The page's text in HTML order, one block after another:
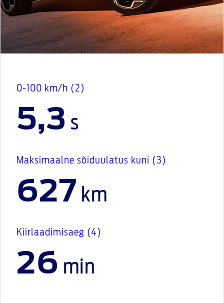
Vaata hinnakirja
0-100 km/h (2)
5,3 s
Maksimaalne sõiduulatus kuni (3)
627 km
Kiirlaadimisaeg (4)
26 min